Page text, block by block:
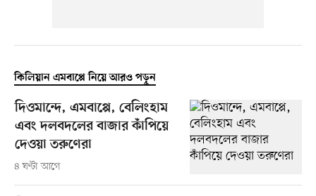
কিলিয়ান এমবাপ্পে নিয়ে আরও পড়ুন
দিওমান্দে, এমবাপ্পে, বেলিংহাম
এবং দলবদলের বাজার কাঁপিয়ে
দেওয়া তরুণেরা
৪ ঘণ্টা আগে